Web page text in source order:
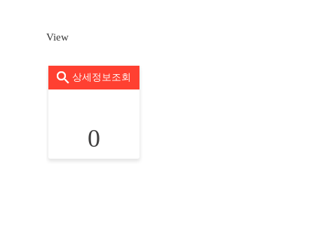
View
상세정보조회
0